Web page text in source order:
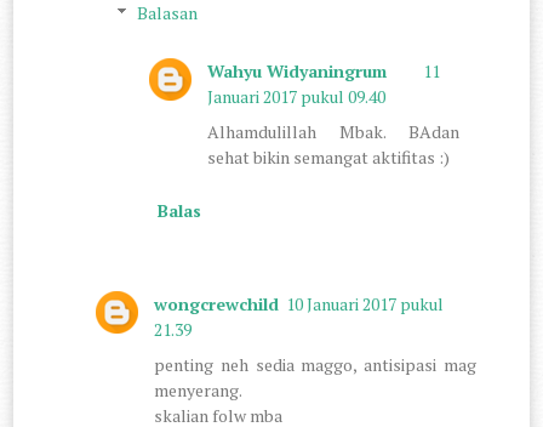
Balasan
Wahyu Widyaningrum
11
Januari 2017 pukul 09.40
Alhamdulillah Mbak. BAdan
sehat bikin semangat aktifitas :)
Balas
wongcrewchild 10 Januari 2017 pukul
21.39
penting neh sedia maggo, antisipasi mag
menyerang.
skalian folw mba